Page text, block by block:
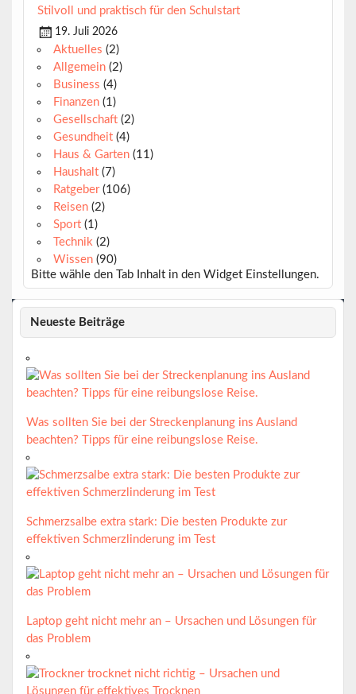
Stilvoll und praktisch für den Schulstart
19. Juli 2026
Aktuelles (2)
Allgemein(2)
Business (4)
Finanzen(1)
Gesellschaft(2)
Gesundheit(4)
Haus & Garten(11)
Haushalt(7)
Ratgeber(106)
Reisen(2)
Sport(1)
Technik (2)
Wissen(90)
Bitte wähle den Tab Inhalt in den Widget Einstellungen.
Neueste Beiträge
Was sollten Sie bei der Streckenplanung ins Ausland
beachten? Tipps für eine reibungslose Reise.
Schmerzsalbe extra stark: Die besten Produkte zur
effektiven Schmerzlinderung im Test
Laptop geht nicht mehr an – Ursachen und Lösungen für
das Problem